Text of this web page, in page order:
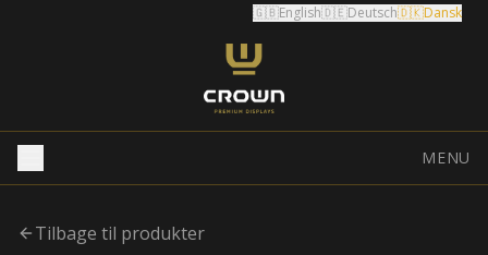
🇬🇧English🇩🇪Deutsch🇩🇰Dansk
MENU
Tilbage til produkter